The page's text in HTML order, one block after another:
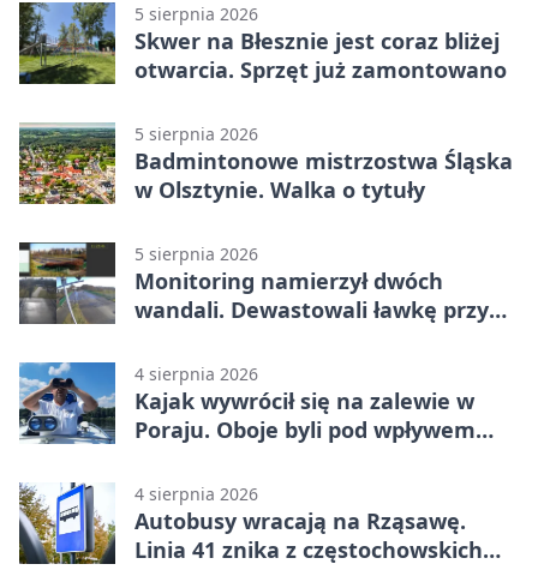
5 sierpnia 2026
Skwer na Błesznie jest coraz bliżej
otwarcia. Sprzęt już zamontowano
5 sierpnia 2026
Badmintonowe mistrzostwa Śląska
w Olsztynie. Walka o tytuły
5 sierpnia 2026
Monitoring namierzył dwóch
wandali. Dewastowali ławkę przy
4 sierpnia 2026
Kajak wywrócił się na zalewie w
Poraju. Oboje byli pod wpływem
4 sierpnia 2026
Autobusy wracają na Rząsawę.
Linia 41 znika z częstochowskich